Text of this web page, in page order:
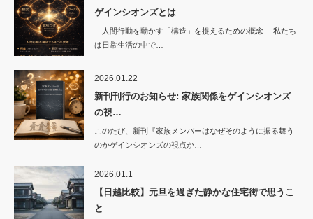
ゲインシオンズとは
―人間行動を動かす「構造」を捉えるための概念 ―私たち
は日常生活の中で…
2026.01.22
新刊刊行のお知らせ: 家族関係をゲインシオンズ
の視…
このたび、新刊『家族メンバーはなぜそのように振る舞う
のかゲインシオンズの視点か…
2026.01.1
【日越比較】元旦を過ぎた静かな住宅街で思うこ
と